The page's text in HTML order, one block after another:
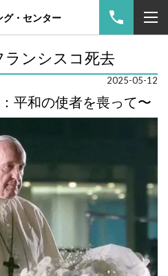
グ・センター
ランシスコ死去
2025-05-12
平和の使者を喪って〜